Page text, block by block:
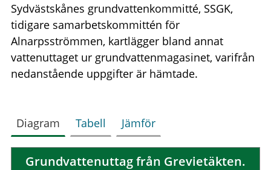
Sydvästskånes grundvattenkommitté, SSGK,
tidigare samarbetskommittén för
Alnarpsströmmen, kartlägger bland annat
vattenuttaget ur grundvattenmagasinet, varifrån
nedanstående uppgifter är hämtade.
Diagram Tabell Jämför
Grundvattenuttag från Grevietäkten.